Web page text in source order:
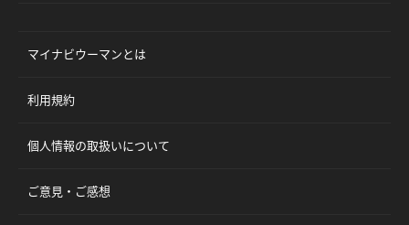
マイナビウーマンとは
利用規約
個人情報の取扱いについて
ご意見・ご感想